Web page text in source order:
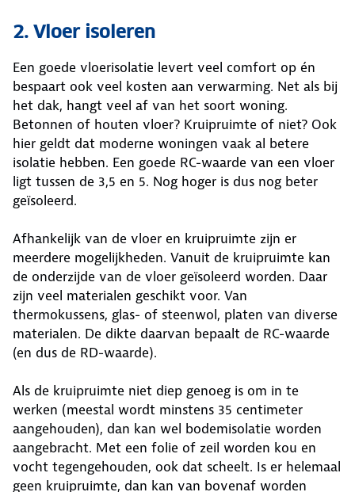
2. Vloer isoleren
Een goede vloerisolatie levert veel comfort op én
bespaart ook veel kosten aan verwarming. Net als bij
het dak, hangt veel af van het soort woning.
Betonnen of houten vloer? Kruipruimte of niet? Ook
hier geldt dat moderne woningen vaak al betere
isolatie hebben. Een goede RC-waarde van een vloer
ligt tussen de 3,5 en 5. Nog hoger is dus nog beter
geïsoleerd.
Afhankelijk van de vloer en kruipruimte zijn er
meerdere mogelijkheden. Vanuit de kruipruimte kan
de onderzijde van de vloer geïsoleerd worden. Daar
zijn veel materialen geschikt voor. Van
thermokussens, glas- of steenwol, platen van diverse
materialen. De dikte daarvan bepaalt de RC-waarde
(en dus de RD-waarde).
Als de kruipruimte niet diep genoeg is om in te
werken (meestal wordt minstens 35 centimeter
aangehouden), dan kan wel bodemisolatie worden
aangebracht. Met een folie of zeil worden kou en
vocht tegengehouden, ook dat scheelt. Is er helemaal
geen kruipruimte, dan kan van bovenaf worden